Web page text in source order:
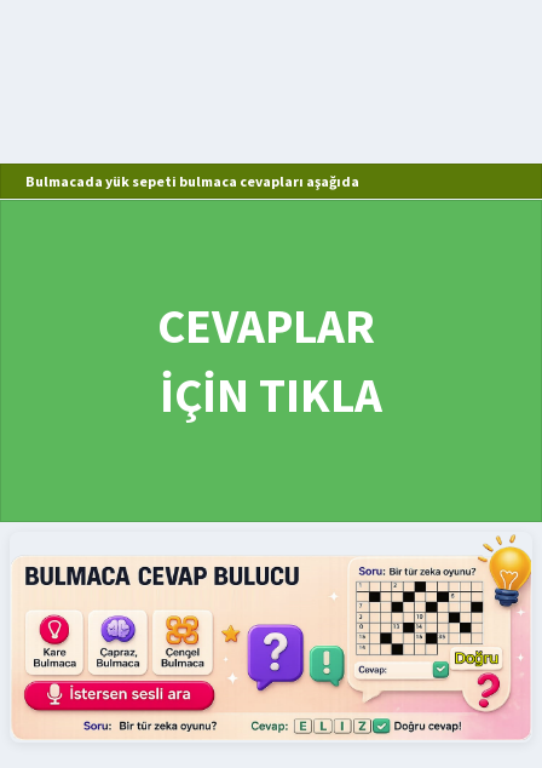
Bulmacada yük sepeti bulmaca cevapları aşağıda
CEVAPLAR
İÇİN TIKLA